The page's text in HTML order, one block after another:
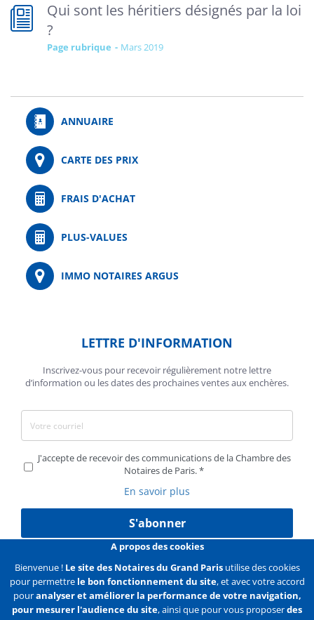
Qui sont les héritiers désignés par la loi
?
Page rubrique mars 2019
ANNUAIRE
CARTE DES PRIX
FRAIS D'ACHAT
PLUS-VALUES
IMMO NOTAIRES ARGUS
LETTRE D'INFORMATION
Inscrivez-vous pour recevoir régulièrement notre lettre
d’information ou les dates des prochaines ventes aux enchères.
J'accepte de recevoir des communications de la Chambre des
Notaires de Paris.
En savoir plus
S'abonner
Liens Mentions légales Données personnelles
A propos des cookies
Bienvenue ! Le site des Notaires du Grand Parisutilise des cookies
pour permettre le bon fonctionnement du site, et avec votre accord
pouranalyser et améliorer la performance de votre navigation,
pour mesurer l'audience du site, ainsi que pour vous proposerdes